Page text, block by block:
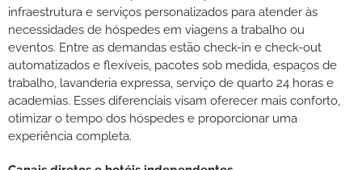
infraestrutura e serviços personalizados para atender às
necessidades de hóspedes em viagens a trabalho ou
eventos. Entre as demandas estão check-in e check-out
automatizados e flexíveis, pacotes sob medida, espaços de
trabalho, lavanderia expressa, serviço de quarto 24 horas e
academias. Esses diferenciais visam oferecer mais conforto,
otimizar o tempo dos hóspedes e proporcionar uma
experiência completa.